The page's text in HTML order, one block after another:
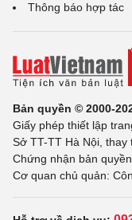
Thông báo hợp tác
Bản quyền © 2000-
Giấy phép thiết lập
Sở TT-TT Hà Nội, thay
Chứng nhận bản
Cơ quan chủ quản: